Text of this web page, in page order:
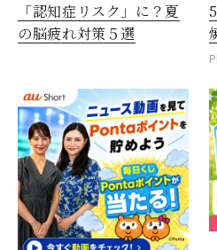
「認知症リスク」に？夏
の脳疲れ対策５選